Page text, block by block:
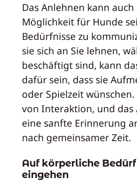
Das Anlehnen kann auch
Möglichkeit für Hunde
Bedürfnisse zu
sie sich an Sie lehnen,
beschäftigt sind, kann
dafür sein, dass sie
oder Spielzeit
von Interaktion, und das
eine sanfte Erinnerung
nach gemeinsamer Zeit.
Auf körperliche
eingehen